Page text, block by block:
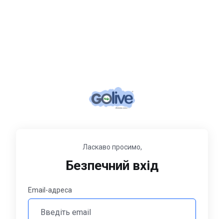
Ласкаво просимо,
Безпечний вхід
Email-адреса